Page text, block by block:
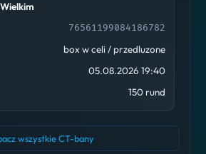
76561199084186782
box w celi / przedluzone
05.08.2026 19:40
150 rund
wszystkie CT-bany